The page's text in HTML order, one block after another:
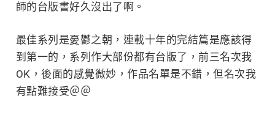
師的台版書好久沒出了啊。
最佳系列是憂鬱之朝，連載十年的完結篇是應該得
到第一的，系列作大部份都有台版了，前三名次我
OK，後面的感覺微妙，作品名單是不錯，但名次我
有點難接受＠＠